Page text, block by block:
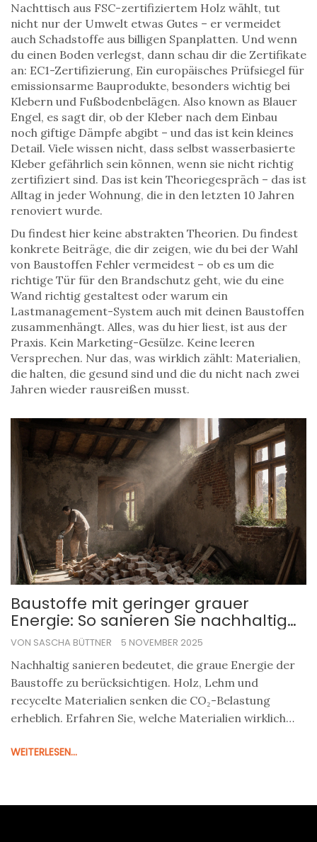
Nachttisch aus FSC-zertifiziertem Holz wählt, tut
nicht nur der Umwelt etwas Gutes – er vermeidet
auch Schadstoffe aus billigen Spanplatten. Und wenn
du einen Boden verlegst, dann schau dir die Zertifikate
an: EC1-Zertifizierung, Ein europäisches Prüfsiegel für
emissionsarme Bauprodukte, besonders wichtig bei
Klebern und Fußbodenbelägen. Also known as Blauer
Engel, es sagt dir, ob der Kleber nach dem Einbau
noch giftige Dämpfe abgibt – und das ist kein kleines
Detail. Viele wissen nicht, dass selbst wasserbasierte
Kleber gefährlich sein können, wenn sie nicht richtig
zertifiziert sind. Das ist kein Theoriegespräch – das ist
Alltag in jeder Wohnung, die in den letzten 10 Jahren
renoviert wurde.
Du findest hier keine abstrakten Theorien. Du findest
konkrete Beiträge, die dir zeigen, wie du bei der Wahl
von Baustoffen Fehler vermeidest – ob es um die
richtige Tür für den Brandschutz geht, wie du eine
Wand richtig gestaltest oder warum ein
Lastmanagement-System auch mit deinen Baustoffen
zusammenhängt. Alles, was du hier liest, ist aus der
Praxis. Kein Marketing-Gesülze. Keine leeren
Versprechen. Nur das, was wirklich zählt: Materialien,
die halten, die gesund sind und die du nicht nach zwei
Jahren wieder rausreißen musst.
Baustoffe mit geringer grauer
Energie: So sanieren Sie nachhaltig
und klimafreundlich
VON SASCHA BÜTTNER 5 NOVEMBER 2025
Nachhaltig sanieren bedeutet, die graue Energie der
Baustoffe zu berücksichtigen. Holz, Lehm und
recycelte Materialien senken die CO₂-Belastung
erheblich. Erfahren Sie, welche Materialien wirklich
WEITERLESEN...